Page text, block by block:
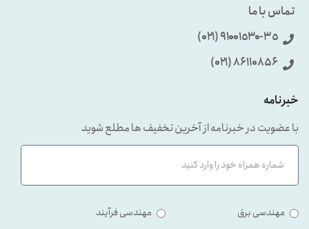
تماس با ما
٩۱۰۰۱٥۳۰-۳٥ (۰۲۱)
86110856 (۰۲۱)
خبرنامه
با عضویت در خبرنامه از آخرین تخفیف ها مطلع شوید
مهندسی برق
مهندسی فرآیند